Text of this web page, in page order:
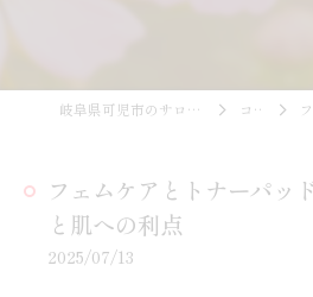
岐阜県可児市のサロンならKapilina.Lino コラム フ
フェムケアとトナーパッ
と肌への利点
2025/07/13